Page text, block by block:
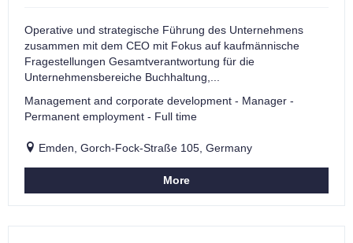
Operative und strategische Führung des Unternehmens
zusammen mit dem CEO mit Fokus auf kaufmännische
Fragestellungen Gesamtverantwortung für die
Unternehmensbereiche Buchhaltung,...
Management and corporate development - Manager -
Permanent employment - Full time
Emden, Gorch-Fock-Straße 105, Germany
More